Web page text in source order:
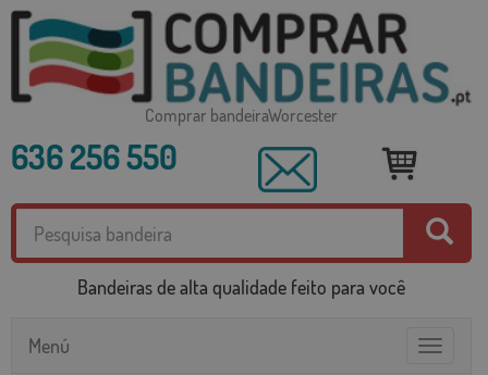
Comprar bandeiraWorcester
636 256 550
Bandeiras de alta qualidade feito para você
Toggle
Menú